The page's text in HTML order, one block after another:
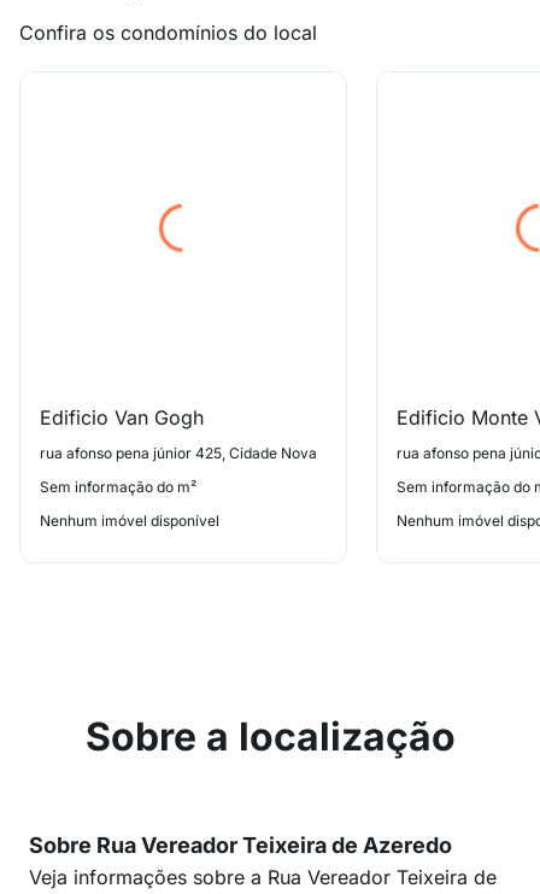
Confira os condomínios do local
Edificio Van Gogh
rua afonso pena júnior 425, Cidade Nova
Sem informação do m²
Nenhum imóvel disponível
Edificio Monte
rua afonso pena
Sem informação do
Nenhum imóvel
Sobre a localização
Sobre Rua Vereador Teixeira de Azeredo
Veja informações sobre a Rua Vereador Teixeira de